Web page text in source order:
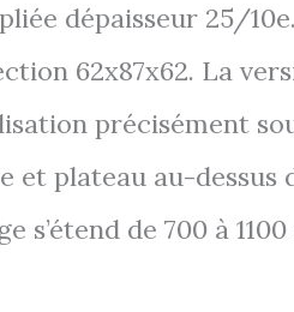
dépaisseur 25/10e.
62x87x62. La
précisément
et plateau au-
de 700 à